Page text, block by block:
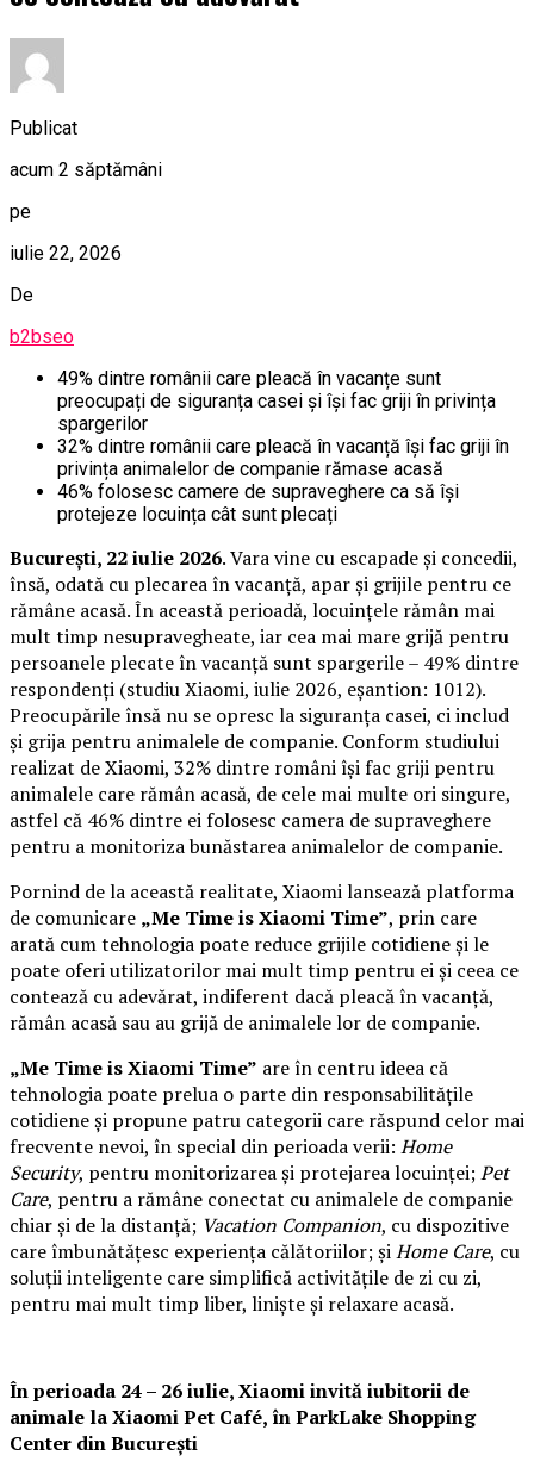
Publicat
acum 2 săptămâni
pe
iulie 22, 2026
De
b2bseo
49% dintre românii care pleacă în vacanțe sunt
preocupați de siguranța casei și își fac griji în privința
spargerilor
32% dintre românii care pleacă în vacanță își fac griji în
privința animalelor de companie rămase acasă
46% folosesc camere de supraveghere ca să își
protejeze locuința cât sunt plecați
București, 22 iulie 2026. Vara vine cu escapade și concedii,
însă, odată cu plecarea în vacanță, apar și grijile pentru ce
rămâne acasă. În această perioadă, locuințele rămân mai
mult timp nesupravegheate, iar cea mai mare grijă pentru
persoanele plecate în vacanță sunt spargerile – 49% dintre
respondenți (studiu Xiaomi, iulie 2026, eșantion: 1012).
Preocupările însă nu se opresc la siguranța casei, ci includ
și grija pentru animalele de companie. Conform studiului
realizat de Xiaomi, 32% dintre români își fac griji pentru
animalele care rămân acasă, de cele mai multe ori singure,
astfel că 46% dintre ei folosesc camera de supraveghere
pentru a monitoriza bunăstarea animalelor de companie.
Pornind de la această realitate, Xiaomi lansează platforma
de comunicare „Me Time is Xiaomi Time”, prin care
arată cum tehnologia poate reduce grijile cotidiene și le
poate oferi utilizatorilor mai mult timp pentru ei și ceea ce
contează cu adevărat, indiferent dacă pleacă în vacanță,
rămân acasă sau au grijă de animalele lor de companie.
„Me Time is Xiaomi Time” are în centru ideea că
tehnologia poate prelua o parte din responsabilitățile
cotidiene și propune patru categorii care răspund celor mai
frecvente nevoi, în special din perioada verii: Home
Security, pentru monitorizarea și protejarea locuinței;Pet
Care, pentru a rămâne conectat cu animalele de companie
chiar și de la distanță; Vacation Companion, cu dispozitive
care îmbunătățesc experiența călătoriilor; șiHome Care, cu
soluții inteligente care simplifică activitățile de zi cu zi,
pentru mai mult timp liber, liniște și relaxare acasă.
În perioada 24 – 26 iulie, Xiaomi invită iubitorii de
animale laXiaomi Pet Café, în ParkLake Shopping
Center din București